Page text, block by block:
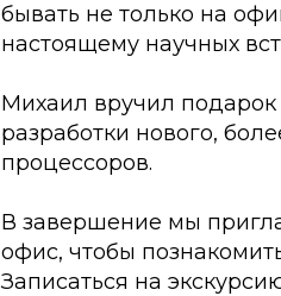
бывать не только на
настоящему научных
Михаил вручил подарок
разработки нового,
процессоров.
В завершение мы
офис, чтобы
Записаться на